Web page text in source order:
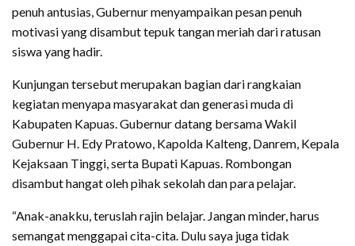
penuh antusias, Gubernur menyampaikan pesan penuh
motivasi yang disambut tepuk tangan meriah dari ratusan
siswa yang hadir.
Kunjungan tersebut merupakan bagian dari rangkaian
kegiatan menyapa masyarakat dan generasi muda di
Kabupaten Kapuas. Gubernur datang bersama Wakil
Gubernur H. Edy Pratowo, Kapolda Kalteng, Danrem, Kepala
Kejaksaan Tinggi, serta Bupati Kapuas. Rombongan
disambut hangat oleh pihak sekolah dan para pelajar.
‎“Anak-anakku, teruslah rajin belajar. Jangan minder, harus
semangat menggapai cita-cita. Dulu saya juga tidak